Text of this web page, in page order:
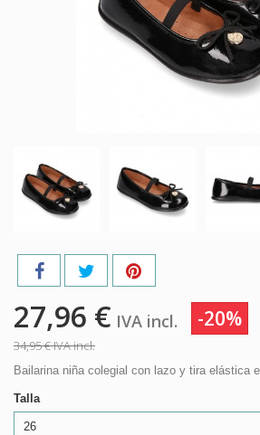
27,96 € IVA incl. -20%
34,95 €IVA incl.
Bailarina niña colegial con lazo y tira elástica
Talla
26